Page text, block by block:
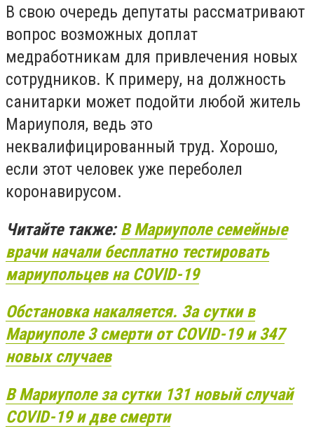
В свою очередь депутаты рассматривают
вопрос возможных доплат
медработникам для привлечения новых
сотрудников. К примеру, на должность
санитарки может подойти любой житель
Мариуполя, ведь это
неквалифицированный труд. Хорошо,
если этот человек уже переболел
коронавирусом.
Читайте также:В Мариуполе семейные
врачи начали бесплатно тестировать
мариупольцев на СOVID-19
Обстановка накаляется. За сутки в
Мариуполе 3 смерти от COVID-19 и 347
новых случаев
В Мариуполе за сутки 131 новый случай
COVID-19 и две смерти